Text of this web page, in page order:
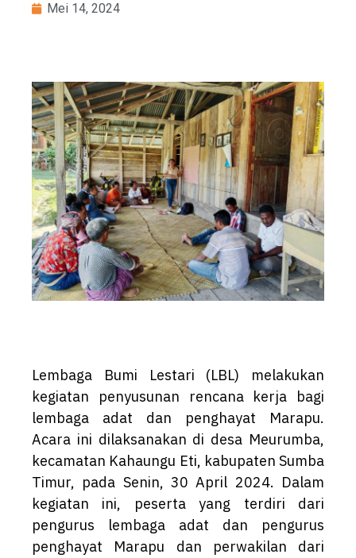
Mei 14, 2024
Lembaga Bumi Lestari (LBL) melakukan
kegiatan penyusunan rencana kerja bagi
lembaga adat dan penghayat Marapu.
Acara ini dilaksanakan di desa Meurumba,
kecamatan Kahaungu Eti, kabupaten Sumba
Timur, pada Senin, 30 April 2024. Dalam
kegiatan ini, peserta yang terdiri dari
pengurus lembaga adat dan pengurus
penghayat Marapu dan perwakilan dari